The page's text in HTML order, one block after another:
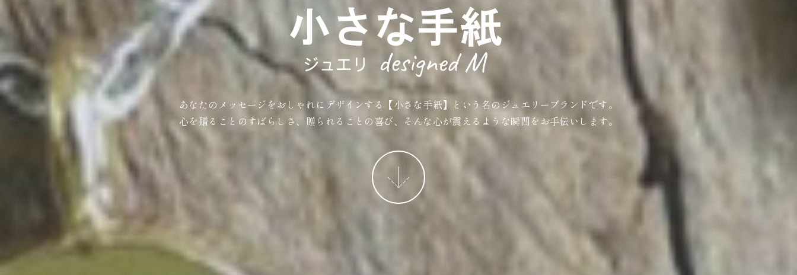
あなたのメッセージをおしゃれにデザインする【小さな手紙】という名のジュエリーブランドです。
心を贈ることのすばらしさ、贈られることの喜び、そんな心が震えるような瞬間をお手伝いします。
More